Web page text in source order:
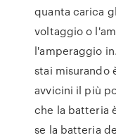
quanta carica
voltaggio o
l'amperaggio
stai misurando
avvicini il più
che la batteria
se la batteria